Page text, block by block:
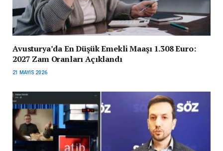
Avusturya’da En Düşük Emekli Maaşı 1.308 Euro:
2027 Zam Oranları Açıklandı
21 MAYIS 2026